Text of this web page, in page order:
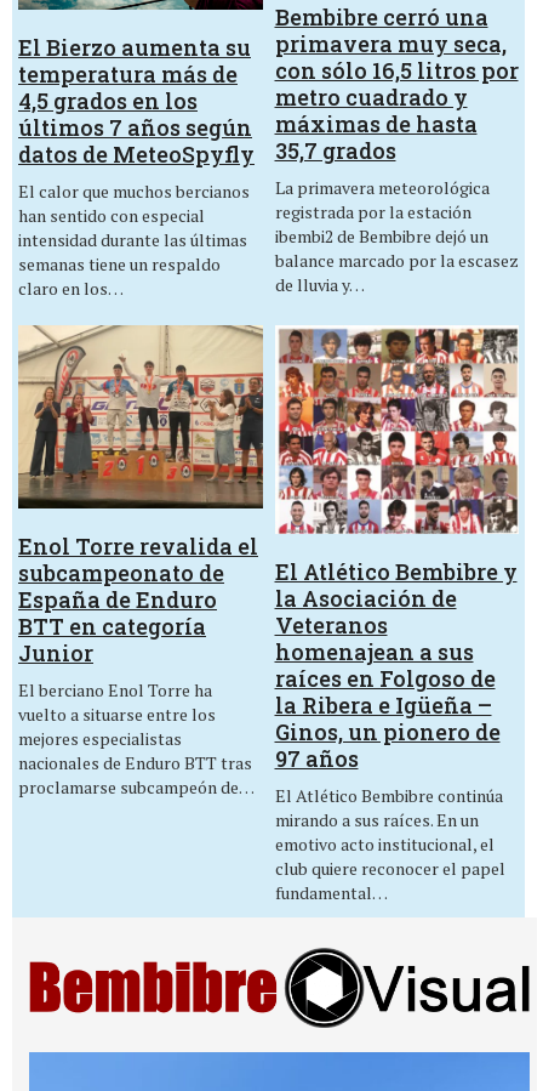
El Bierzo aumenta su
temperatura más de
4,5 grados en los
últimos 7 años según
datos de MeteoSpyfly
El calor que muchos bercianos
han sentido con especial
intensidad durante las últimas
semanas tiene un respaldo
claro en los…
Bembibre cerró una
primavera muy seca,
con sólo 16,5 litros por
metro cuadrado y
máximas de hasta
35,7 grados
La primavera meteorológica
registrada por la estación
ibembi2 de Bembibre dejó un
balance marcado por la escasez
de lluvia y…
Enol Torre revalida el
subcampeonato de
España de Enduro
BTT en categoría
Junior
El berciano Enol Torre ha
vuelto a situarse entre los
mejores especialistas
nacionales de Enduro BTT tras
proclamarse subcampeón de…
El Atlético Bembibre y
la Asociación de
Veteranos
homenajean a sus
raíces en Folgoso de
la Ribera e Igüeña –
Ginos, un pionero de
97 años
El Atlético Bembibre continúa
mirando a sus raíces. En un
emotivo acto institucional, el
club quiere reconocer el papel
fundamental…